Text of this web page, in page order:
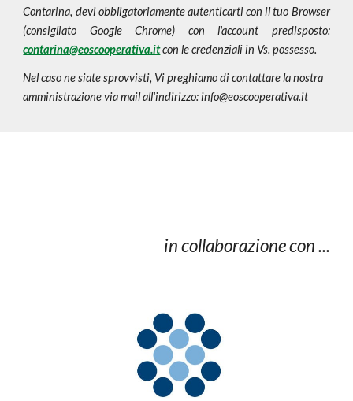
Contarina, devi obbligatoriamente autenticarti con il tuo Browser
(consigliato Google Chrome) con l'account predisposto:
contarina@eoscooperativa.itcon le credenziali in Vs. possesso.
Nel caso ne siate sprovvisti, Vi preghiamo di contattare la nostra
amministrazione via mail all'indirizzo: info@eoscooperativa.it
in collaborazione con ...